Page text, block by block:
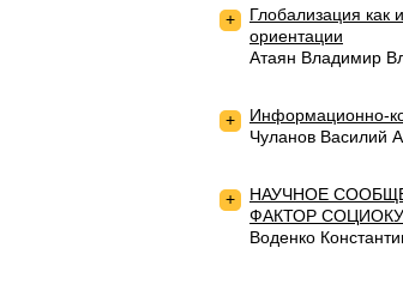
+
Глобализация как
ориентации
Атаян Владимир
+ Информационно-
Чуланов Василий
+
НАУЧНОЕ
ФАКТОР
Воденко